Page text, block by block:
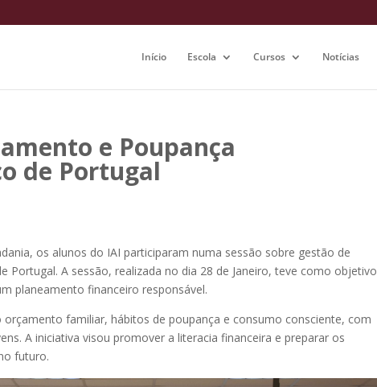
Início Escola Cursos Notícias
e Poupança
de Portugal
os alunos do IAI participaram numa sessão sobre gestão de
Portugal. A sessão, realizada no dia 28 de Janeiro, teve como objetivo
planeamento financeiro responsável.
familiar, hábitos de poupança e consumo consciente, com
A iniciativa visou promover a literacia financeira e preparar os
futuro.